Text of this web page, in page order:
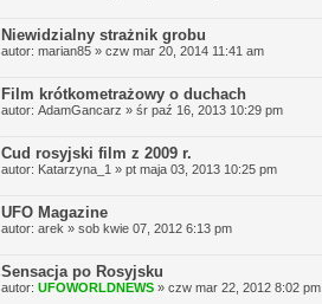
Niewidzialny strażnik grobu
autor: marian85 » czw mar 20, 2014 11:41 am
Film krótkometrażowy o duchach
autor: AdamGancarz » śr paź 16, 2013 10:29 pm
Cud rosyjski film z 2009 r.
autor: Katarzyna_1 » pt maja 03, 2013 10:25 pm
UFO Magazine
autor: arek » sob kwie 07, 2012 6:13 pm
Sensacja po Rosyjsku
autor: UFOWORLDNEWS » czw mar 22, 2012 8:02 pm